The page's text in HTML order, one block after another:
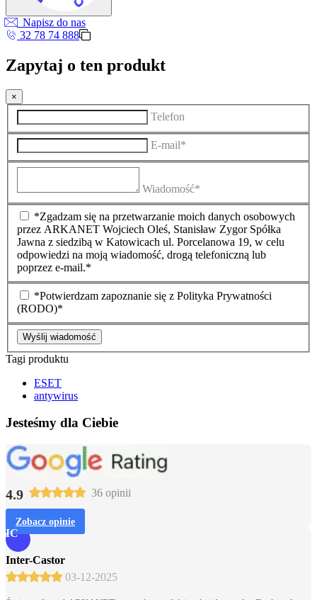
Napisz do nas
32 78 74 888
Zapytaj o ten produkt
×
Telefon
E-mail*
Wiadomość*
*Zgadzam się na przetwarzanie moich danych osobowych
przez ARKANET Wojciech Oleś, Stanisław Zygor Spółka
Jawna z siedzibą w Katowicach ul. Porcelanowa 19, w celu
odpowiedzi na moją wiadomość, drogą telefoniczną lub
poprzez e-mail.*
*Potwierdzam zapoznanie się z Polityka Prywatności
(RODO)*
Wyślij wiadomość
Tagi produktu
ESET
antywirus
Jesteśmy dla Ciebie
4.9 36 opinii
Zobacz opinie
IC
Inter-Castor
03-12-2025